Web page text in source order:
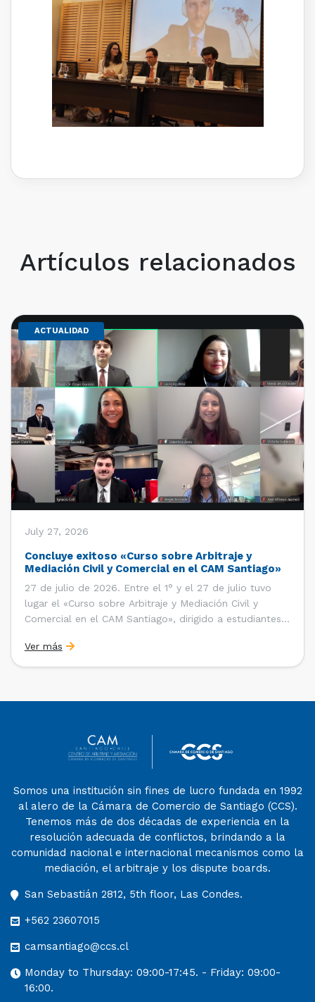
Artículos relacionados
ACTUALIDAD
July 27, 2026
Concluye exitoso «Curso sobre Arbitraje y
Mediación Civil y Comercial en el CAM Santiago»
27 de julio de 2026. Entre el 1° y el 27 de julio tuvo
lugar el «Curso sobre Arbitraje y Mediación Civil y
Comercial en el CAM Santiago», dirigido a estudiantes,
entre 2023 y 2025 ganaron el «Pre-Moot del CAM
Santiago», […]
Ver más
Somos una institución sin fines de lucro fundada en 1992
al alero de la Cámara de Comercio de Santiago (CCS).
Tenemos más de dos décadas de experiencia en la
resolución adecuada de conflictos, brindando a la
comunidad nacional e internacional mecanismos como la
mediación, el arbitraje y los dispute boards.
San Sebastián 2812, 5th floor, Las Condes.
+562 23607015
camsantiago@ccs.cl
Monday to Thursday: 09:00-17:45. - Friday: 09:00-
16:00.